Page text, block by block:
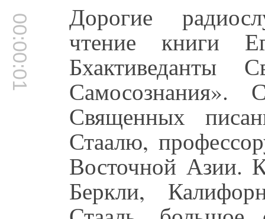
00:00:01 Дорогие
чтение книги
Бхактиведанты
Священных
Стаалю,
Восточной Азии.
Беркли,